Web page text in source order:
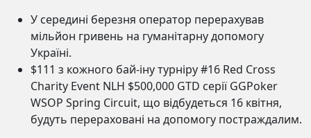
У середині березня оператор перерахував
мільйон гривень на гуманітарну допомогу
Україні.
$111 з кожного бай-іну турніру #16 Red Cross
Charity Event NLH $500,000 GTD серії GGPoker
WSOP Spring Circuit, що відбудеться 16 квітня,
будуть перераховані на допомогу постраждалим.